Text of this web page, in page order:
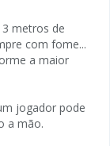
metros de
com fome...
a maior
jogador pode
a mão.